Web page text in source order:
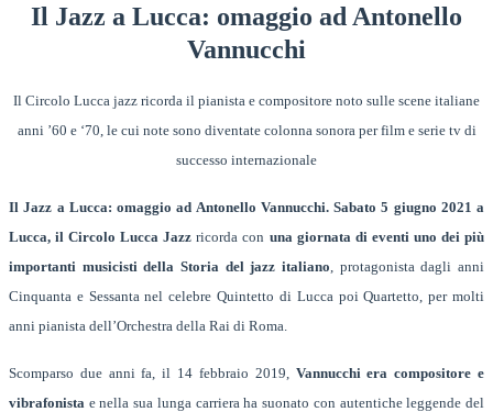
Il Jazz a Lucca: omaggio ad Antonello
Vannucchi
Il Circolo Lucca jazz ricorda il pianista e compositore noto sulle scene italiane
anni ’60 e ‘70, le cui note sono diventate colonna sonora per film e serie tv di
successo internazionale
Il Jazz a Lucca: omaggio ad Antonello Vannucchi. Sabato 5 giugno 2021 a
Lucca, il Circolo Lucca Jazzricorda con una giornata di eventi uno dei più
importanti musicisti della Storia del jazz italiano , protagonista dagli anni
Cinquanta e Sessanta nel celebre Quintetto di Lucca poi Quartetto, per molti
anni pianista dell’Orchestra della Rai di Roma.
Scomparso due anni fa, il 14 febbraio 2019, Vannucchi era compositore e
vibrafonista e nella sua lunga carriera ha suonato con autentiche leggende del